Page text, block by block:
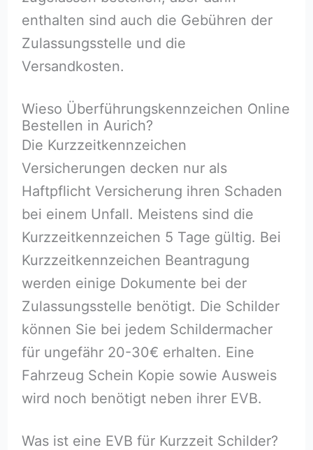
enthalten sind auch die Gebühren der
Zulassungsstelle und die
Versandkosten.
Wieso Überführungskennzeichen Online
Bestellen in Aurich?
Die Kurzzeitkennzeichen
Versicherungen decken nur als
Haftpflicht Versicherung ihren Schaden
bei einem Unfall. Meistens sind die
Kurzzeitkennzeichen 5 Tage gültig. Bei
Kurzzeitkennzeichen Beantragung
werden einige Dokumente bei der
Zulassungsstelle benötigt. Die Schilder
können Sie bei jedem Schildermacher
für ungefähr 20-30€ erhalten. Eine
Fahrzeug Schein Kopie sowie Ausweis
wird noch benötigt neben ihrer EVB.
Was ist eine EVB für Kurzzeit Schilder?